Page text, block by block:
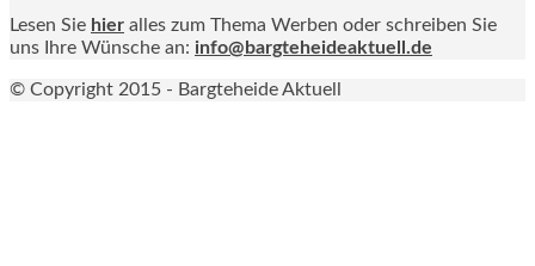
Lesen Sie hier alles zum Thema Werben oder schreiben Sie
uns Ihre Wünsche an: info@bargteheideaktuell.de
© Copyright 2015 - Bargteheide Aktuell